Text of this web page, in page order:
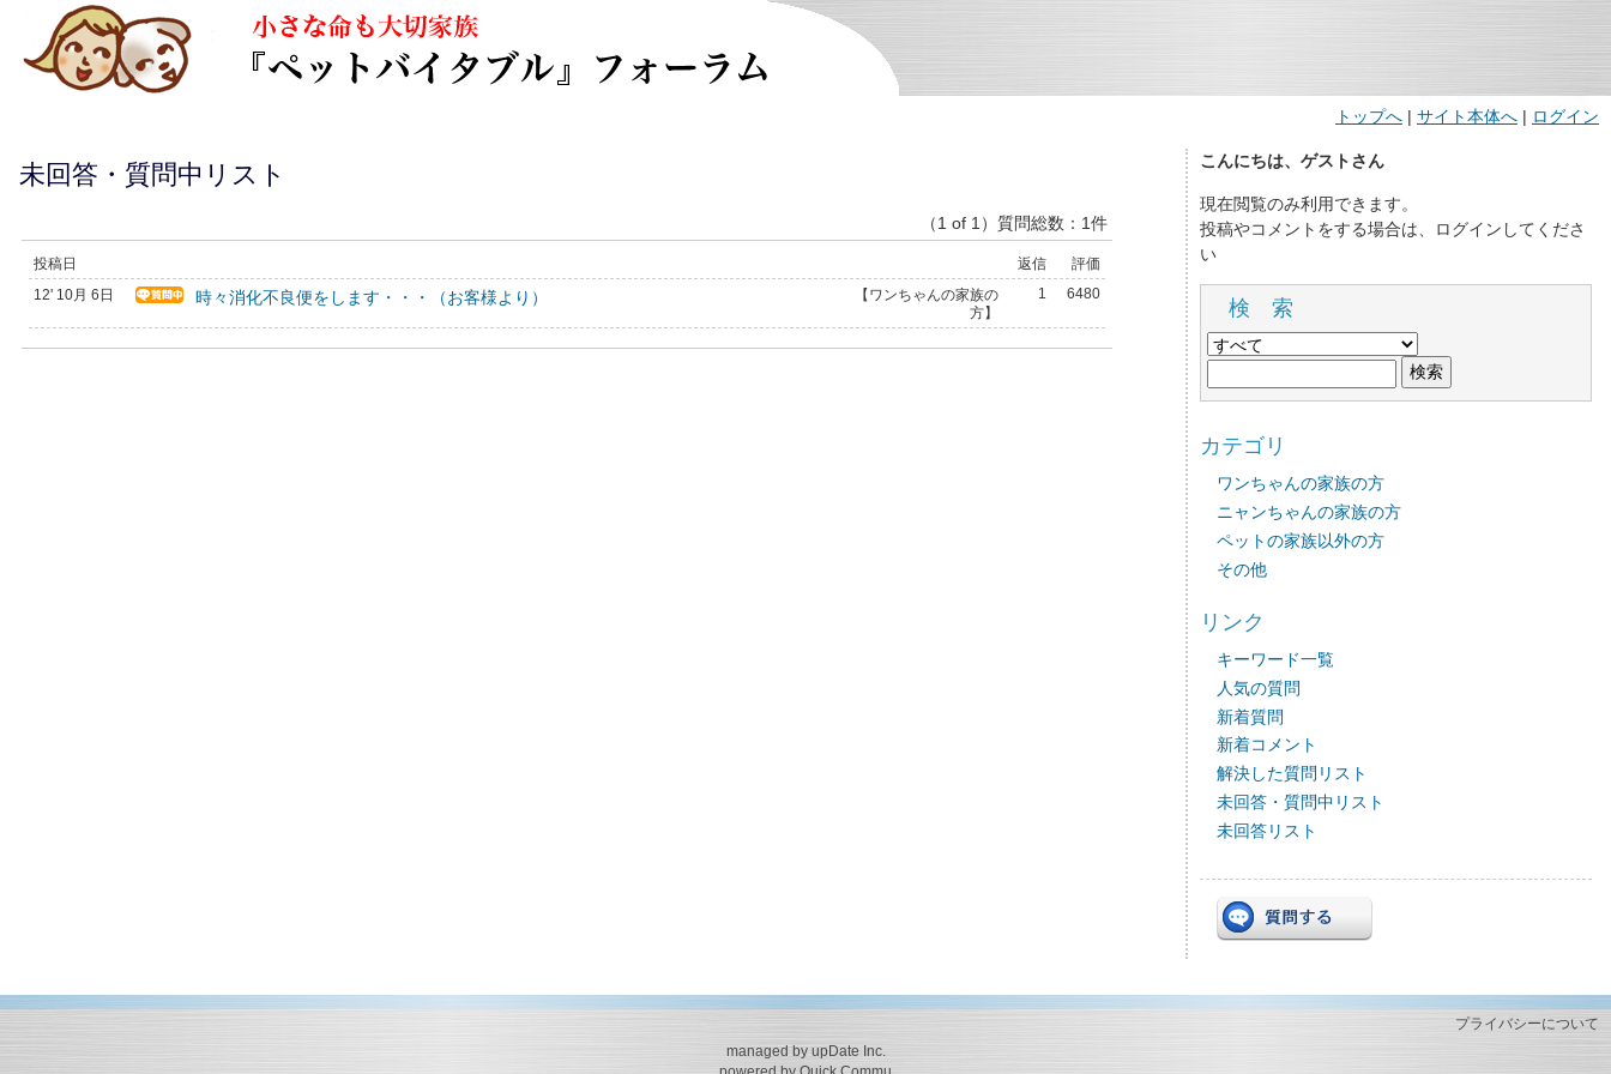
トップへ | サイト本体へ | ログイン
未回答・質問中リスト
（1 of 1）質問総数：1件
投稿日 返信 評価
12' 10月 6日 時々消化不良便をします・・・（お客様より）
【ワンちゃんの家族の
方】
1 6480
こんにちは、ゲストさん
現在閲覧のみ利用できます。
投稿やコメントをする場合は、ログインしてくださ
い
検 索
カテゴリ
ワンちゃんの家族の方
ニャンちゃんの家族の方
ペットの家族以外の方
その他
リンク
キーワード一覧
人気の質問
新着質問
新着コメント
解決した質問リスト
未回答・質問中リスト
未回答リスト
プライバシーについて
managed by upDate Inc.
powered by Quick Commu